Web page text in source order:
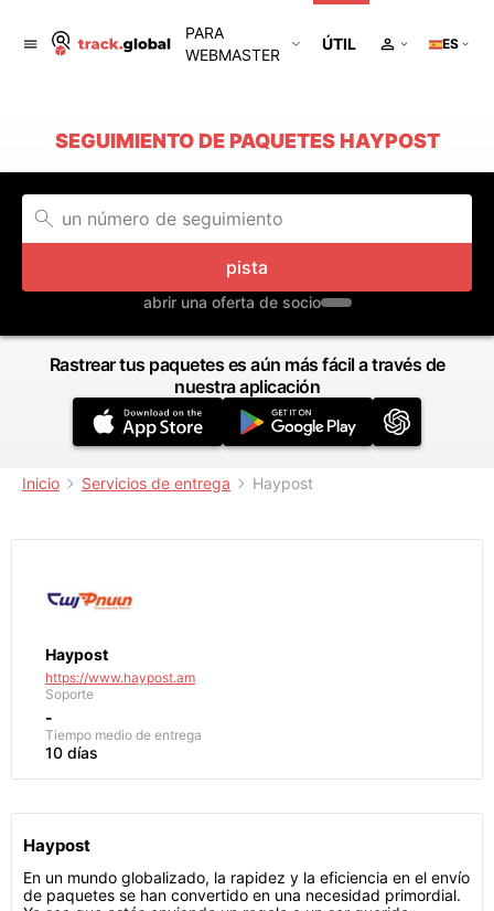
PARA
WEBMASTER
ÚTIL ES
SEGUIMIENTO DE PAQUETES HAYPOST
pista
abrir una oferta de socio
Rastrear tus paquetes es aún más fácil a través de
nuestra aplicación
Inicio Servicios de entrega Haypost
Haypost
https://www.haypost.am
Soporte
-
Tiempo medio de entrega
10 días
Haypost
En un mundo globalizado, la rapidez y la eficiencia en el envío
de paquetes se han convertido en una necesidad primordial.